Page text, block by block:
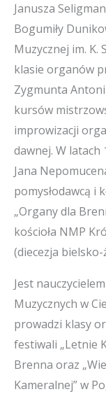
Janusza
Bogumiły
Muzycznej im. K.
klasie organów
Zygmunta
kursów
improwizacji
dawnej. W latach
Jana
pomysłodawcą i
„Organy dla
kościoła NMP
(diecezja bielsko-
Jest
Muzycznych w
prowadzi klasy
festiwali „Letnie
Brenna oraz
Kameralnej” w